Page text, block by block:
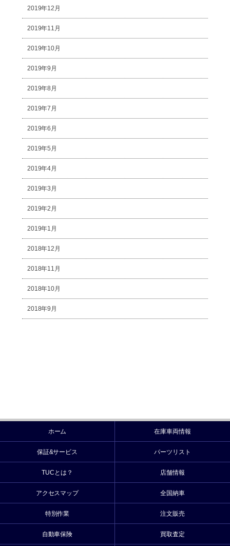
2019年12月
2019年11月
2019年10月
2019年9月
2019年8月
2019年7月
2019年6月
2019年5月
2019年4月
2019年3月
2019年2月
2019年1月
2018年12月
2018年11月
2018年10月
2018年9月
ホーム 在庫車両情報
保証&サービス パーツリスト
TUCとは？ 店舗情報
アクセスマップ 全国納車
特別作業 注文販売
自動車保険 買取査定